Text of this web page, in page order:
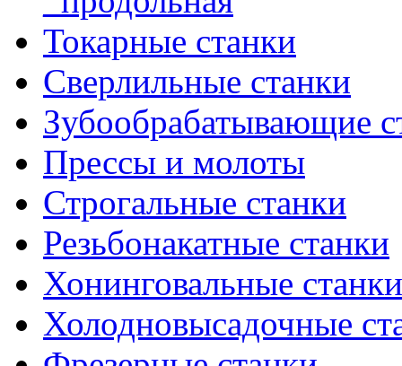
Токарные станки
Сверлильные станки
Зубообрабатывающие
Прессы и молоты
Строгальные станки
Резьбонакатные станки
Хонинговальные станки
Холодновысадочные